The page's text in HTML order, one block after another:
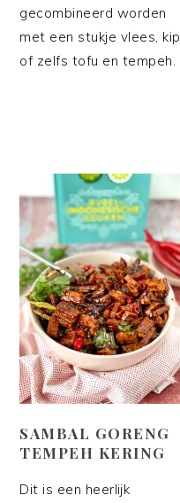
gecombineerd worden
met een stukje vlees, kip
of zelfs tofu en tempeh.
SAMBAL GORENG
TEMPEH KERING
Dit is een heerlijk